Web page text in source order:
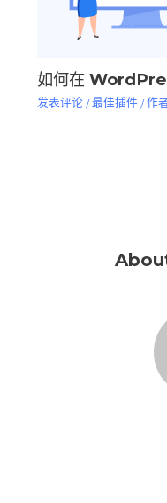
如何在
发表评论 /最佳插件/ 作者